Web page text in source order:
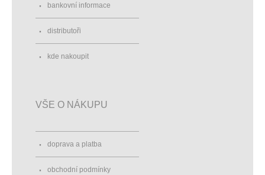
bankovní informace
distributoři
kde nakoupit
VŠE O NÁKUPU
doprava a platba
obchodní podmínky